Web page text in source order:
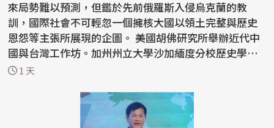
來局勢難以預測，但鑑於先前俄羅斯入侵烏克蘭的教
訓，國際社會不可輕忽一個擁核大國以領土完整與歷史
恩怨等主張所展現的企圖。 美國胡佛研究所舉辦近代中
國與台灣工作坊。加州州立大學沙加緬度分校歷史學者
伍卓駿講...
1 天